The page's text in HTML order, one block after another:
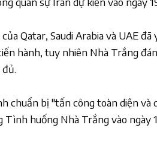
Qatar, Saudi Arabia và UAE
hành, tuy nhiên Nhà Trắng
chuẩn bị "tấn công toàn diện và
Tình huống Nhà Trắng vào